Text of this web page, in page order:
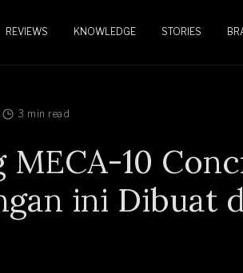
REVIEWS KNOWLEDGE STORIES
3 min read
MECA-10
ini Dibuat